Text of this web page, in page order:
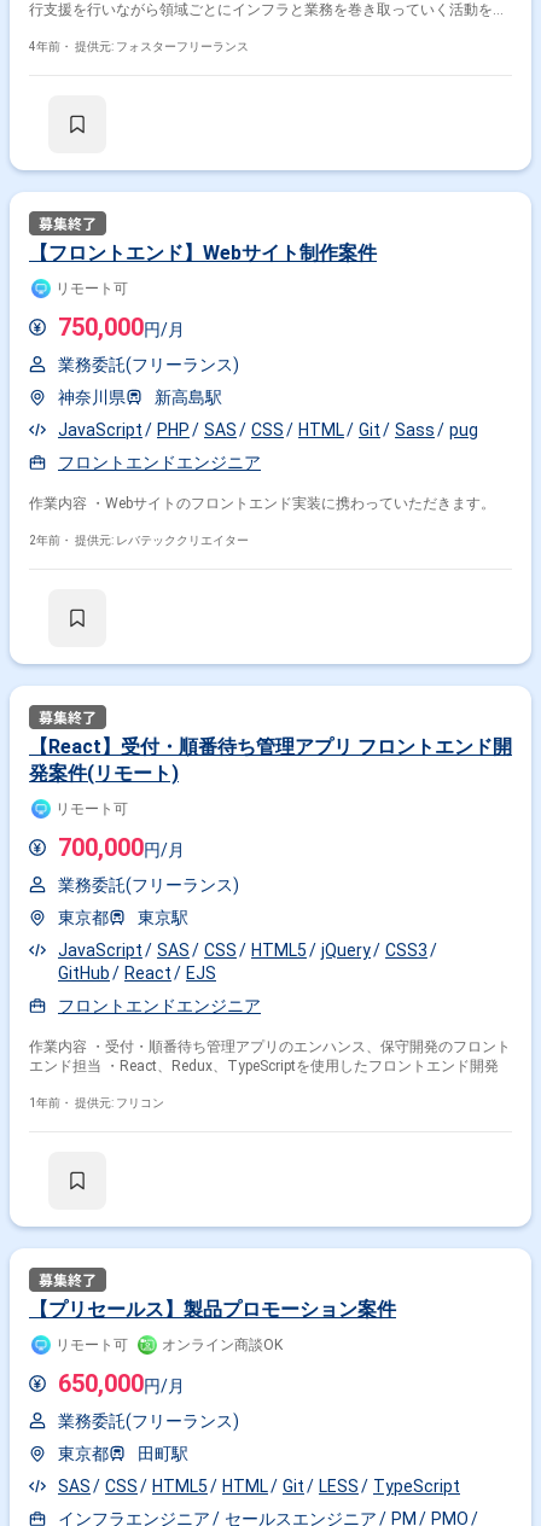
行支援を行いながら領域ごとにインフラと業務を巻き取っていく活動を推
を策定し、「ZTNAへの変革」「システムクラウド化」「グループ全体の
レージEoL対応」などの施策を、顧客側PMとして推進していく ※顧客のイ
4年前・ 提供元: フォスターフリーランス
【フロントエンド】Webサイト制作案件
リモート可
750,000円/月
業務委託(フリーランス)
神奈川県
新高島駅
JavaScript
PHP SAS CSS HTML Git Sass
pug
フロントエンドエンジニア
作業内容 ・Webサイトのフロントエンド実装に携わっていただきます。
2年前・ 提供元: レバテッククリエイター
【React】受付・順番待ち管理アプリ フロントエンド開
発案件(リモート)
リモート可
700,000円/月
業務委託(フリーランス)
東京都
東京駅
JavaScript
SAS CSS HTML5 jQuery
CSS3
GitHub
React
EJS
フロントエンドエンジニア
作業内容 ・受付・順番待ち管理アプリのエンハンス、保守開発のフロント
エンド担当 ・React、Redux、TypeScriptを使用したフロントエンド開発
1年前・ 提供元: フリコン
【プリセールス】製品プロモーション案件
リモート可 オンライン商談OK
650,000円/月
業務委託(フリーランス)
東京都
田町駅
SAS
CSS HTML5 HTML Git LESS
TypeScript
インフラエンジニア
セールスエンジニア PM PMO
その他開発言語・スキルから探す